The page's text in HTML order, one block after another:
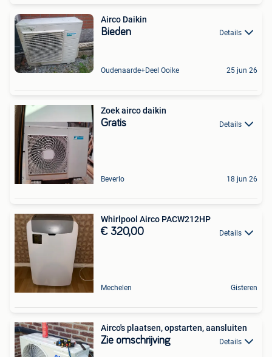
Airco Daikin
Bieden Details
Oudenaarde+Deel Ooike 25 jun 26
Zoek airco daikin
Gratis Details
Beverlo 18 jun 26
Whirlpool Airco PACW212HP
€ 320,00 Details
Mechelen Gisteren
Airco's plaatsen, opstarten, aansluiten
Zie omschrijving Details